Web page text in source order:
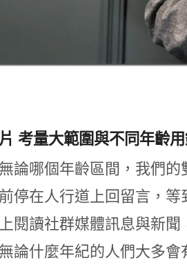
考量大範圍與不同年齡
論哪個年齡區間，我們
停在人行道上回留言，
閱讀社群媒體訊息與新
論什麼年紀的人們大多會